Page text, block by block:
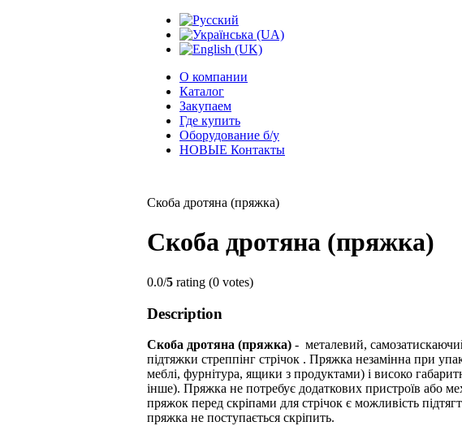
О компании
Каталог
Закупаем
Где купить
Оборудование б/у
НОВЫЕ Контакты
Скоба дротяна (пряжка)
Скоба дротяна (пряжка)
0.0/5 rating (0 votes)
Description
Скоба дротяна (пряжка) - металевий,
підтяжки стреппінг стрічок . Пряжка незамінна при
меблі, фурнітура, ящики з продуктами) і високо
інше). Пряжка не потребує додаткових пристроїв або
пряжок перед скріпами для стрічок є можливість
пряжка не поступається скріпить.